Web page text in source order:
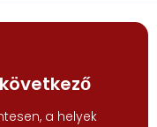
a helyek